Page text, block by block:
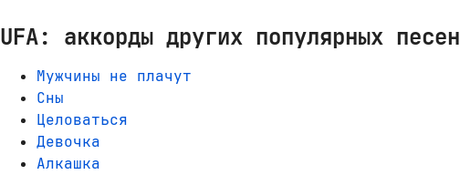
UFA: аккорды других популярных песен
Мужчины не плачут
Сны
Целоваться
Девочка
Алкашка